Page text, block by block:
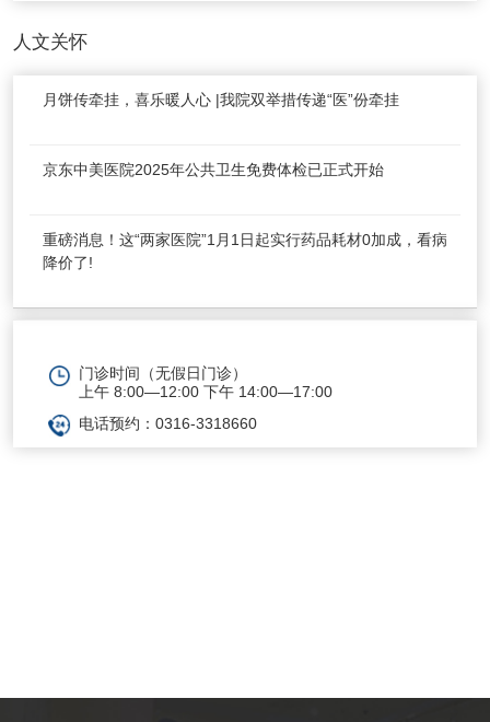
人文关怀
月饼传牵挂，喜乐暖人心 |我院双举措传递“医”份牵挂
京东中美医院2025年公共卫生免费体检已正式开始
重磅消息！这“两家医院”1月1日起实行药品耗材0加成，看病
降价了!
门诊时间（无假日门诊）
上午 8:00—12:00 下午 14:00—17:00
电话预约：0316-3318660